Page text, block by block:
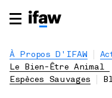
À Propos D'IFAW
Le Bien-Être Animal
Espèces Sauvages